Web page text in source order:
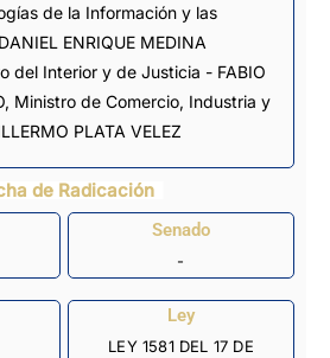
ENRIQUE MEDINA
del Interior y de Justicia - FABIO
Ministro de Comercio, Industria y
PLATA VELEZ
de Radicación
Senado
-
Ley
LEY 1581 DEL 17 DE